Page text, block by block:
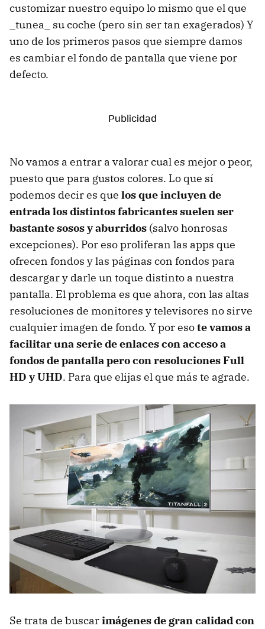
customizar nuestro equipo lo mismo que el que
_tunea_ su coche (pero sin ser tan exagerados) Y
uno de los primeros pasos que siempre damos
es cambiar el fondo de pantalla que viene por
defecto.
No vamos a entrar a valorar cual es mejor o peor,
puesto que para gustos colores. Lo que sí
podemos decir es que los que incluyen de
entrada los distintos fabricantes suelen ser
bastante sosos y aburridos (salvo honrosas
excepciones). Por eso proliferan las apps que
ofrecen fondos y las páginas con fondos para
descargar y darle un toque distinto a nuestra
pantalla. El problema es que ahora, con las altas
resoluciones de monitores y televisores no sirve
cualquier imagen de fondo. Y por esote vamos a
facilitar una serie de enlaces con acceso a
fondos de pantalla pero con resoluciones Full
HD y UHD. Para que elijas el que más te agrade.
Se trata de buscarimágenes de gran calidad con